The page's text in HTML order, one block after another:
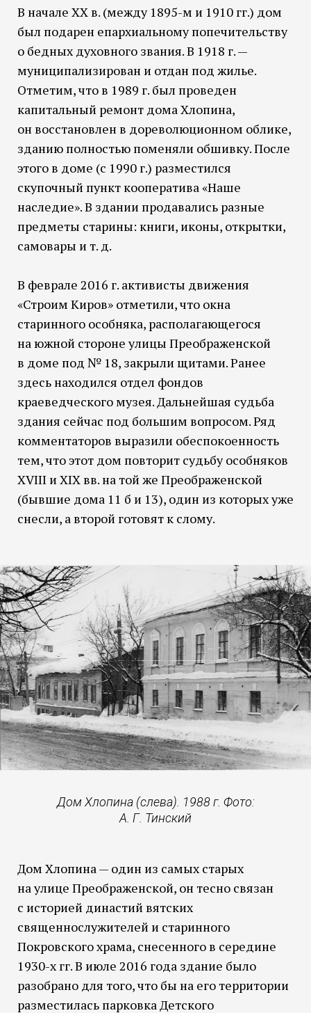
В начале XX в. (между 1895-м и 1910 гг.) дом
был подарен епархиальному попечительству
о бедных духовного звания. В 1918 г. —
муниципализирован и отдан под жилье.
Отметим, что в 1989 г. был проведен
капитальный ремонт дома Хлопина,
он восстановлен в дореволюционном облике,
зданию полностью поменяли обшивку. После
этого в доме (с 1990 г.) разместился
скупочный пункт кооператива «Наше
наследие». В здании продавались разные
предметы старины: книги, иконы, открытки,
самовары и т. д.
В феврале 2016 г. активисты движения
«Строим Киров» отметили, что окна
старинного особняка, располагающегося
на южной стороне улицы Преображенской
в доме под № 18, закрыли щитами. Ранее
здесь находился отдел фондов
краеведческого музея. Дальнейшая судьба
здания сейчас под большим вопросом. Ряд
комментаторов выразили обеспокоенность
тем, что этот дом повторит судьбу особняков
XVIII и XIX вв. на той же Преображенской
(бывшие дома 11 б и 13), один из которых уже
снесли, а второй готовят к слому.
Дом Хлопина (слева). 1988 г. Фото:
А. Г. Тинский
Дом Хлопина — один из самых старых
на улице Преображенской, он тесно связан
с историей династий вятских
священнослужителей и старинного
Покровского храма, снесенного в середине
1930-х гг. В июле 2016 года здание было
разобрано для того, что бы на его территории
разместилась парковка Детского